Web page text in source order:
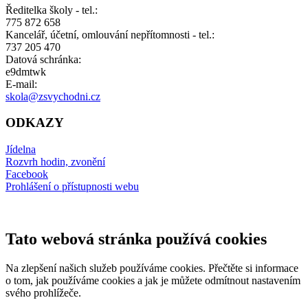
Ředitelka školy - tel.:
775 872 658
Kancelář, účetní, omlouvání nepřítomnosti - tel.:
737 205 470
Datová schránka:
e9dmtwk
E-mail:
skola@zsvychodni.cz
ODKAZY
Jídelna
Rozvrh hodin, zvonění
Facebook
Prohlášení o přístupnosti webu
Tato webová stránka používá cookies
Na zlepšení našich služeb používáme cookies. Přečtěte si informace
o tom, jak používáme cookies a jak je můžete odmítnout nastavením
svého prohlížeče.